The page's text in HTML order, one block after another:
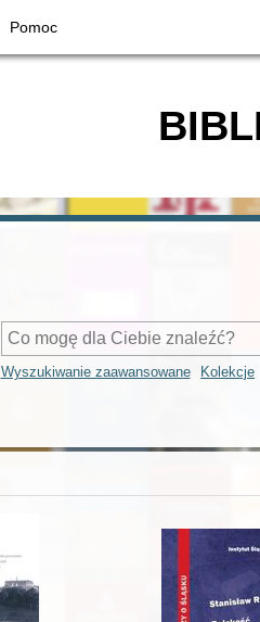
Pomoc
Wyszukiwanie zaawansowane Kolekcje